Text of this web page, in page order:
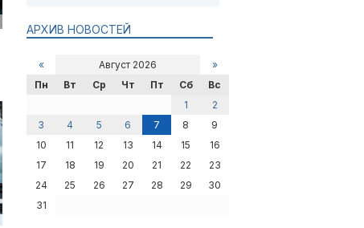
АРХИВ НОВОСТЕЙ
« Август 2026
»
Пн
Вт Ср Чт Пт Сб
Вс
1
2
3
4 5 6 7 8
9
10
11 12 13 14 15
16
17
18 19 20 21 22
23
24
25 26 27 28 29
30
31